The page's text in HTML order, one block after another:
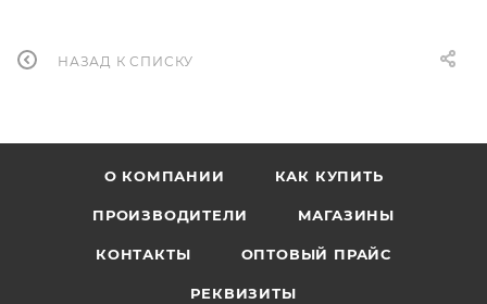
НАЗАД К СПИСКУ
О КОМПАНИИ КАК КУПИТЬ
ПРОИЗВОДИТЕЛИ МАГАЗИНЫ
КОНТАКТЫ ОПТОВЫЙ ПРАЙС
РЕКВИЗИТЫ